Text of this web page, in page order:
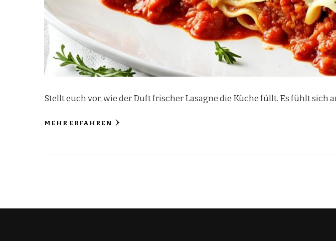
Stellt euch vor, wie der Duft frischer Lasagne die Küche füllt. Es fühlt sich
MEHR ERFAHREN